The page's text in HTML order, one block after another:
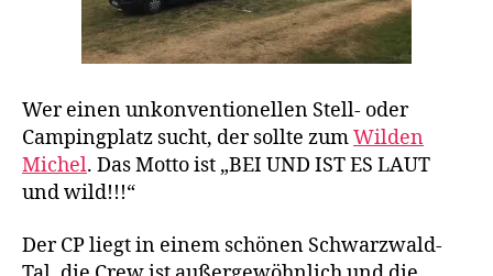
Wer einen unkonventionellen Stell- oder
Campingplatz sucht, der sollte zumWilden
Michel. Das Motto ist „BEI UND IST ES LAUT
und wild!!!“
Der CP liegt in einem schönen Schwarzwald-